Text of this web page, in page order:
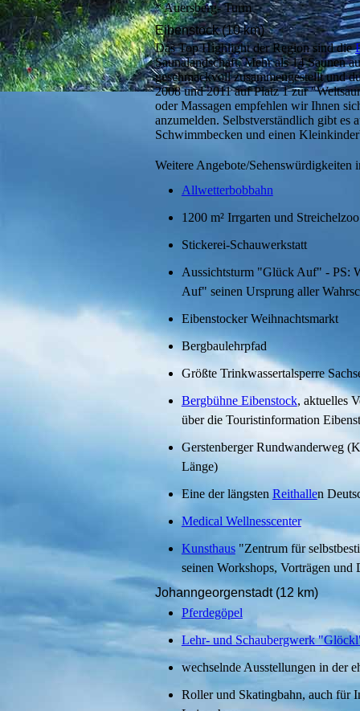
* Auersberg- Turm
Eibenstock (10 km)
Das Top Highlight der Region sind die
Saunalandschaft. Mehr als 14 Saunen
geschmackvoll zusammengestellt und
2008 und 2011 auf Platz 1 zur
oder Massagen empfehlen wir Ihnen
anzumelden. Selbstverständlich gibt es
Schwimmbecken und einen
Weitere Angebote/Sehenswürdigkeiten
Allwetterbobbahn
1200 m² Irrgarten und Streichelzoo
Stickerei-Schauwerkstatt
Aussichtsturm "Glück Auf" - PS:
Auf" seinen Ursprung aller
Eibenstocker Weihnachtsmarkt
Bergbaulehrpfad
Größte Trinkwassertalsperre
Bergbühne Eibenstock, aktuelles
über die Touristinformation
Gerstenberger Rundwanderweg
Länge)
Eine der längsten Reithallen
Medical Wellnesscenter
Kunsthaus"Zentrum für
seinen Workshops, Vorträgen und
Johanngeorgenstadt (12 km)
Pferdegöpel
Lehr- und Schaubergwerk
wechselnde Ausstellungen in der
Roller und Skatingbahn, auch für